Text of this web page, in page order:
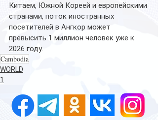
Китаем, Южной Кореей и европейскими
странами, поток иностранных
посетителей в Ангкор может
превысить 1 миллион человек уже к
2026 году.
Cambodia
WORLD
1